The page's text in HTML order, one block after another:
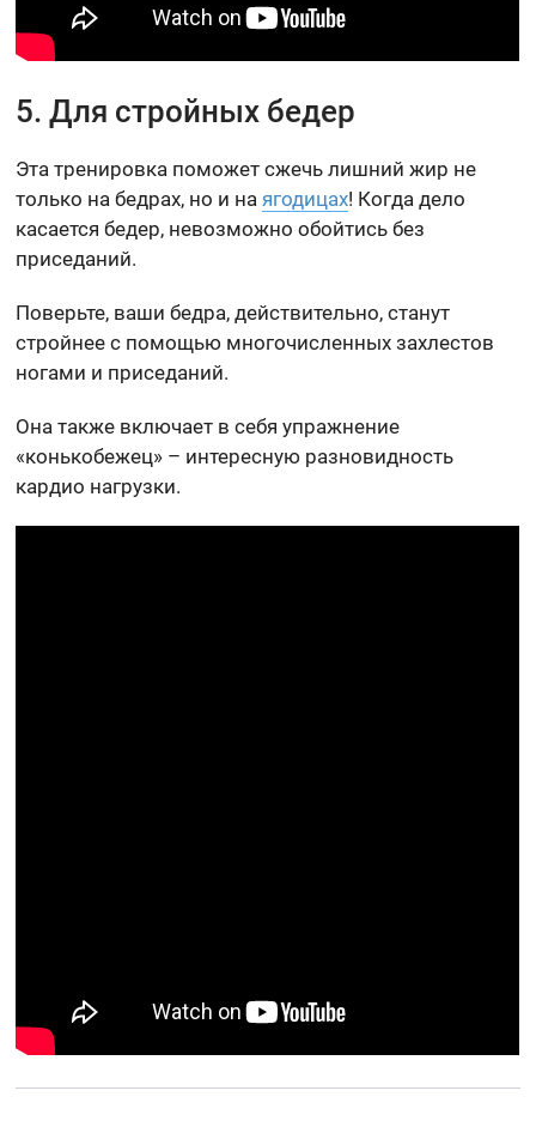
5. Для стройных бедер
Эта тренировка поможет сжечь лишний жир не
только на бедрах, но и наягодицах! Когда дело
касается бедер, невозможно обойтись без
приседаний.
Поверьте, ваши бедра, действительно, станут
стройнее с помощью многочисленных захлестов
ногами и приседаний.
Она также включает в себя упражнение
«конькобежец» – интересную разновидность
кардио нагрузки.